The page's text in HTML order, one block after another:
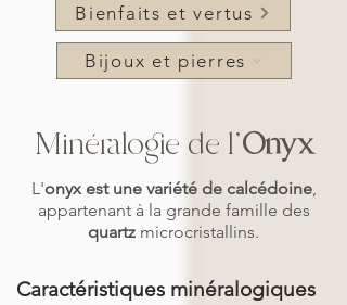
Bienfaits et vertus
Bijoux et pierres
Minéralogie de l'Onyx
L'onyx est une variété de calcédoine,
appartenant à la grande famille des
quartz microcristallins.
Caractéristiques minéralogiques